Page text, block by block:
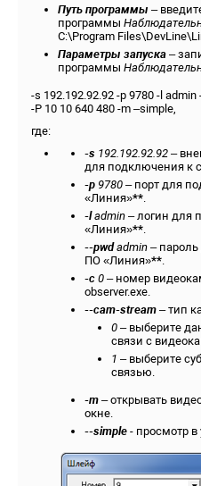
Путь программы –
программы
C:\Program
Параметры запуска –
программы
-s 192.192.92.92 -p 9780 -l
-P 10 10 640 480 -m –simple,
где:
-s 192.192.92.92 –
для подключения к
-p 9780 – порт для
«Линия»**.
-ladmin – логин для
«Линия»**.
--pwdadmin –
ПО «Линия»**.
-c 0 – номер
observer.exe.
--cam-stream – тип
0 – выберите
связи с
1 – выберите
связью.
-m – открывать
окне.
--simple - просмотр